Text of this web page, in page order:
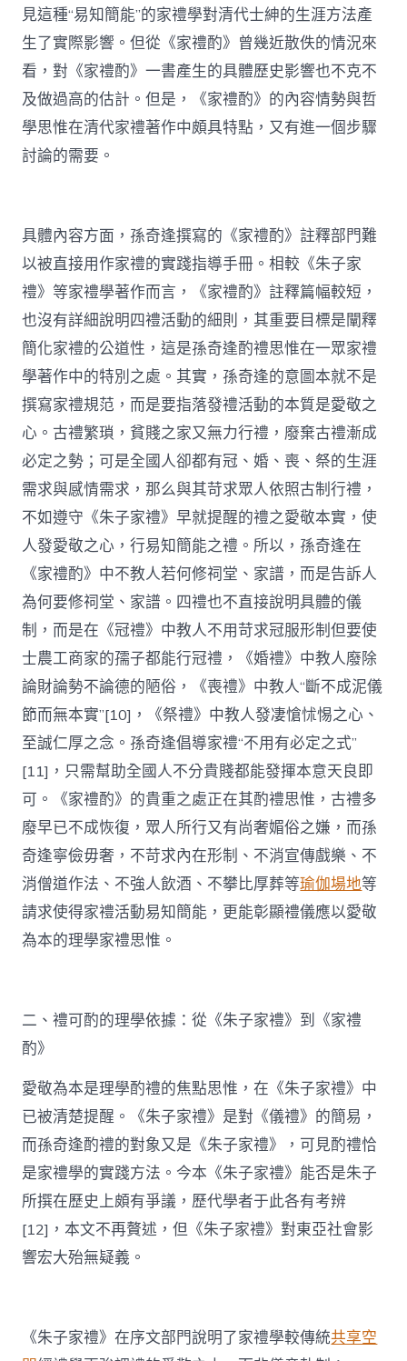
見這種“易知簡能”的家禮學對清代士紳的生涯方法產
生了實際影響。但從《家禮酌》曾幾近散佚的情況來
看，對《家禮酌》一書產生的具體歷史影響也不克不
及做過高的估計。但是，《家禮酌》的內容情勢與哲
學思惟在清代家禮著作中頗具特點，又有進一個步驟
討論的需要。
具體內容方面，孫奇逢撰寫的《家禮酌》註釋部門難
以被直接用作家禮的實踐指導手冊。相較《朱子家
禮》等家禮學著作而言，《家禮酌》註釋篇幅較短，
也沒有詳細說明四禮活動的細則，其重要目標是闡釋
簡化家禮的公道性，這是孫奇逢酌禮思惟在一眾家禮
學著作中的特別之處。其實，孫奇逢的意圖本就不是
撰寫家禮規范，而是要指落發禮活動的本質是愛敬之
心。古禮繁瑣，貧賤之家又無力行禮，廢棄古禮漸成
必定之勢；可是全國人卻都有冠、婚、喪、祭的生涯
需求與感情需求，那么與其苛求眾人依照古制行禮，
不如遵守《朱子家禮》早就提醒的禮之愛敬本實，使
人發愛敬之心，行易知簡能之禮。所以，孫奇逢在
《家禮酌》中不教人若何修祠堂、家譜，而是告訴人
為何要修祠堂、家譜。四禮也不直接說明具體的儀
制，而是在《冠禮》中教人不用苛求冠服形制但要使
士農工商家的孺子都能行冠禮，《婚禮》中教人廢除
論財論勢不論德的陋俗，《喪禮》中教人“斷不成泥儀
節而無本實”[10]，《祭禮》中教人發凄愴怵惕之心、
至誠仁厚之念。孫奇逢倡導家禮“不用有必定之式”
[11]，只需幫助全國人不分貴賤都能發揮本意天良即
可。《家禮酌》的貴重之處正在其酌禮思惟，古禮多
廢早已不成恢復，眾人所行又有尚奢媚俗之嫌，而孫
奇逢寧儉毋奢，不苛求內在形制、不消宣傳戲樂、不
消僧道作法、不強人飲酒、不攀比厚葬等瑜伽場地等
請求使得家禮活動易知簡能，更能彰顯禮儀應以愛敬
為本的理學家禮思惟。
二、禮可酌的理學依據：從《朱子家禮》到《家禮
酌》
愛敬為本是理學酌禮的焦點思惟，在《朱子家禮》中
已被清楚提醒。《朱子家禮》是對《儀禮》的簡易，
而孫奇逢酌禮的對象又是《朱子家禮》，可見酌禮恰
是家禮學的實踐方法。今本《朱子家禮》能否是朱子
所撰在歷史上頗有爭議，歷代學者于此各有考辨
[12]，本文不再贅述，但《朱子家禮》對東亞社會影
響宏大殆無疑義。
《朱子家禮》在序文部門說明了家禮學較傳統共享空